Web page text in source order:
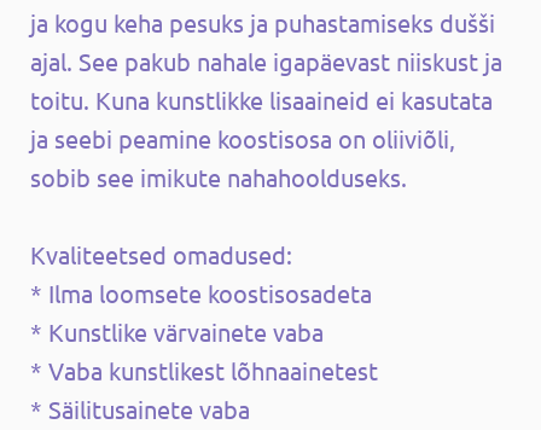
ja kogu keha pesuks ja puhastamiseks dušši
ajal. See pakub nahale igapäevast niiskust ja
toitu. Kuna kunstlikke lisaaineid ei kasutata
ja seebi peamine koostisosa on oliiviõli,
sobib see imikute nahahoolduseks.
Kvaliteetsed omadused:
* Ilma loomsete koostisosadeta
* Kunstlike värvainete vaba
* Vaba kunstlikest lõhnaainetest
* Säilitusainete vaba